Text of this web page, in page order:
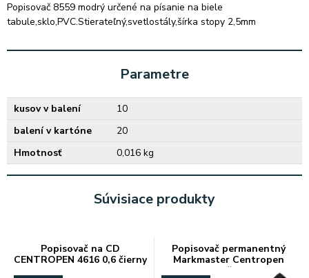
Popisovač 8559 modrý určené na písanie na biele
tabule,sklo,PVC.Stierateľný,svetlostály,šírka stopy 2,5mm
Parametre
kusov v balení
10
balení v kartóne
20
Hmotnosť
0,016 kg
Súvisiace produkty
Popisovač na CD
CENTROPEN 4616 0,6 čierny
Popisovač permanentný
Markmaster Centropen
8599 čierny